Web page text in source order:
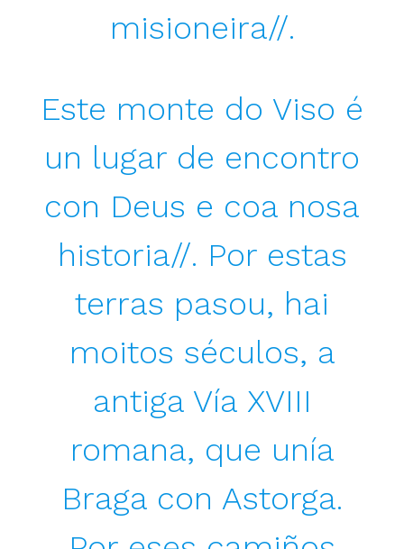
misioneira//.
Este monte do Viso é
un lugar de encontro
con Deus e coa nosa
historia//. Por estas
terras pasou, hai
moitos séculos, a
antiga Vía XVIII
romana, que unía
Braga con Astorga.